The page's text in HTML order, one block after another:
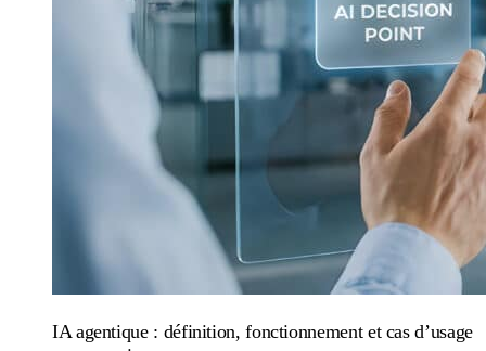
IA agentique : définition, fonctionnement et cas d’usage